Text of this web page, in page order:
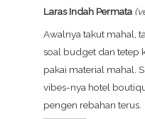
Laras Indah Permata
Awalnya takut mahal,
soal budget dan tetep
pakai material mahal.
vibes-nya hotel
pengen rebahan terus.